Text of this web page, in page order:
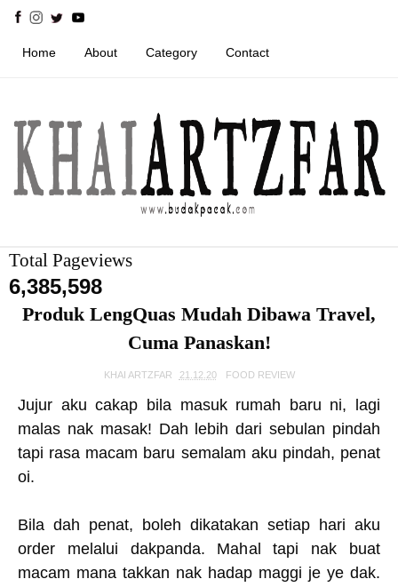
Home About Category Contact
Total Pageviews
6,385,598
Produk LengQuas Mudah Dibawa Travel,
Cuma Panaskan!
KHAI ARTZFAR 21.12.20 FOOD REVIEW
Jujur aku cakap bila masuk rumah baru ni, lagi
malas nak masak! Dah lebih dari sebulan pindah
tapi rasa macam baru semalam aku pindah, penat
oi.
Bila dah penat, boleh dikatakan setiap hari aku
order melalui dakpanda. Mahal tapi nak buat
macam mana takkan nak hadap maggi je ye dak.